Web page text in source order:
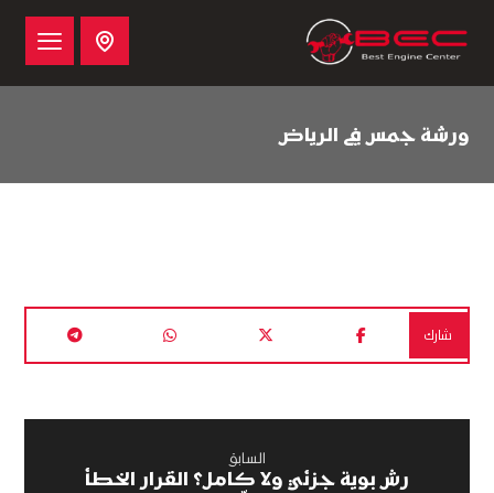
ورشة جمس في الرياض
السابق
رش بوية جزئي ولا كامل؟ القرار الخطأ